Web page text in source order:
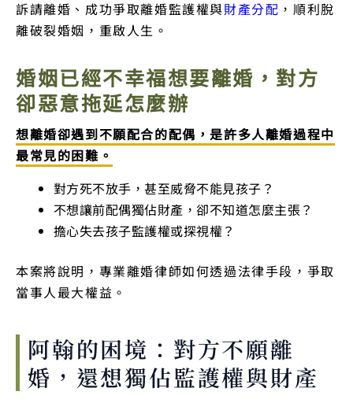
訴請離婚、成功爭取離婚監護權與財產分配 ，順利脫
離破裂婚姻，重啟人生。
婚姻已經不幸福想要離婚，對方
卻惡意拖延怎麼辦
想離婚卻遇到不願配合的配偶，是許多人離婚過程中
最常見的困難。
對方死不放手，甚至威脅不能見孩子？
不想讓前配偶獨佔財產，卻不知道怎麼主張？
擔心失去孩子監護權或探視權？
本案將說明，專業離婚律師如何透過法律手段，爭取
當事人最大權益。
阿翰的困境：對方不願離
婚，還想獨佔監護權與財產